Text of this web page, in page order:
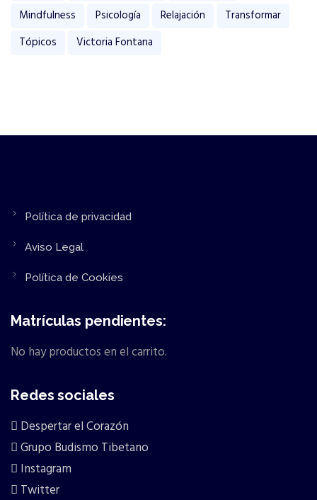
Mindfulness
Psicología Relajación
Transformar
Tópicos
Victoria Fontana
Política de privacidad
Aviso Legal
Política de Cookies
Matrículas pendientes:
No hay productos en el carrito.
Redes sociales
Despertar el Corazón
Grupo Budismo Tibetano
Instagram
Twitter